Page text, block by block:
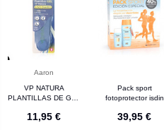
Aaron
VP NATURA
PLANTILLAS DE GEL
DIARIO 41-46 2 UNID
11,95 €
Pack sport
fotoprotector isdin
39,95 €